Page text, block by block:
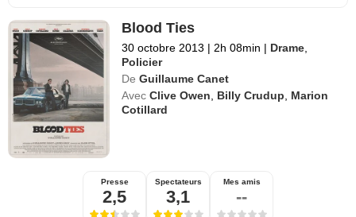
Blood Ties
30 octobre 2013 | 2h 08min | Drame
Policier
De Guillaume Canet
Avec Clive Owen Billy Crudup
Marion
Cotillard
Presse
2,5
Spectateurs
3,1
Mes amis
--